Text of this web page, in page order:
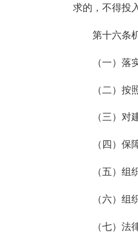
求的，不得投
第十六条
（一）
（二）
（三）
（四）
（五）组
（六）组
（七）法